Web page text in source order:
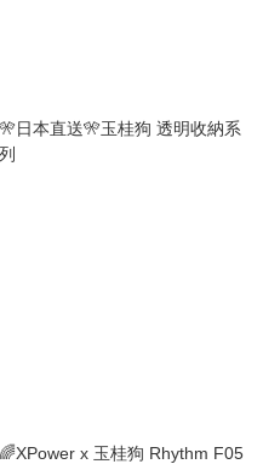
🎌日本直送🎌玉桂狗 透明收納系
列
🌈XPower x 玉桂狗 Rhythm F05